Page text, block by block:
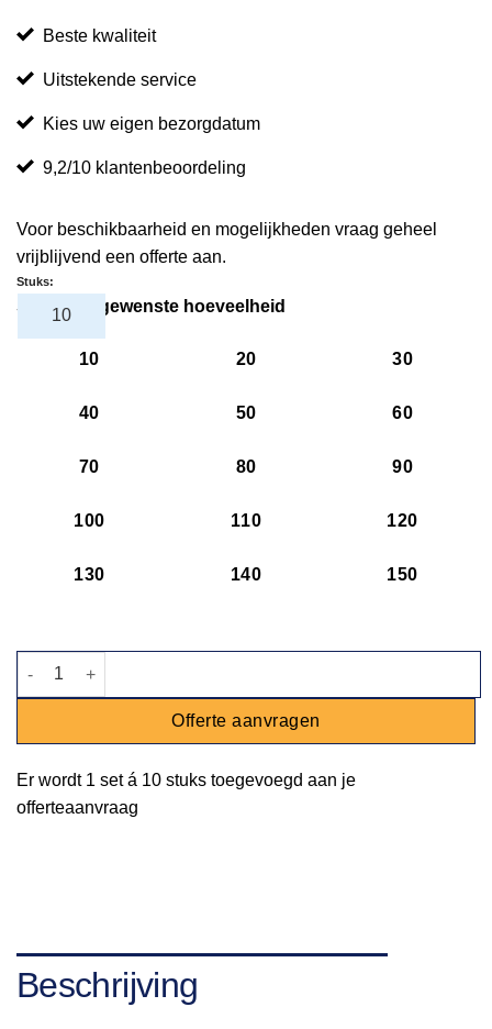
Beste kwaliteit
Uitstekende service
Kies uw eigen bezorgdatum
9,2/10 klantenbeoordeling
Voor beschikbaarheid en mogelijkheden vraag geheel
vrijblijvend een offerte aan.
Selecteer gewenste hoeveelheid
10 20 30
40 50 60
70 80 90
100 110 120
130 140 150
Stuks:
Bord Tinto - grijs - Ø 22,5cm aantal
Offerte aanvragen
Er wordt 1 setá 10 stuks toegevoegd aan je
offerteaanvraag
Beschrijving